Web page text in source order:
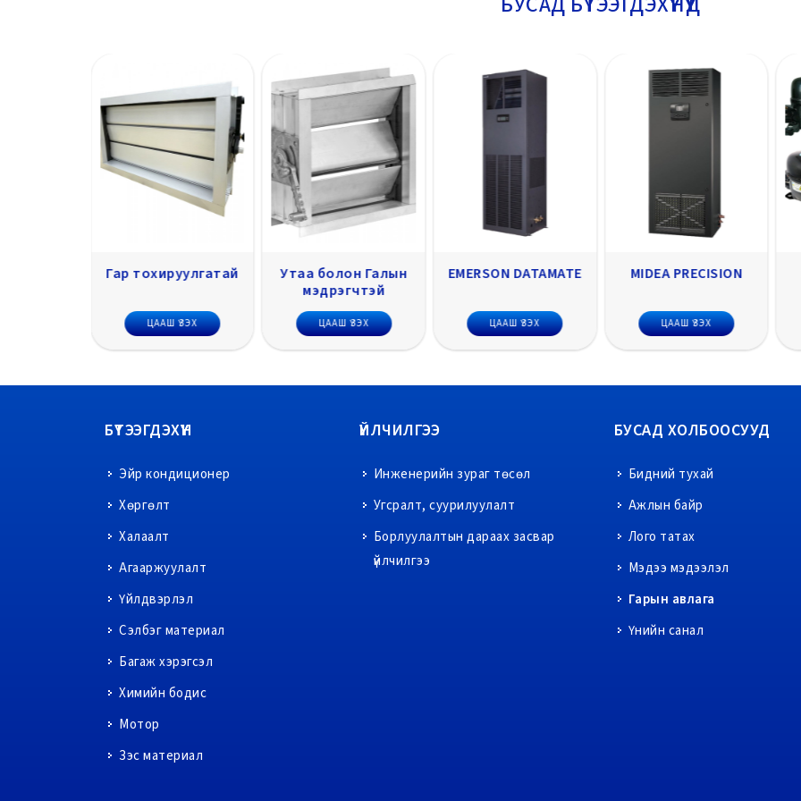
Гар тохируулгатай
ЦААШ ҮЗЭХ
Утаа болон Галын
мэдрэгчтэй
ЦААШ ҮЗЭХ
EMERSON DATAMATE
ЦААШ ҮЗЭХ
MIDEA PRECISION
ЦААШ ҮЗЭХ
БҮТЭЭГДЭХҮҮН
Эйр кондиционер
Хөргөлт
Халаалт
Агааржуулалт
Үйлдвэрлэл
Сэлбэг материал
Багаж хэрэгсэл
Химийн бодис
Мотор
Зэс материал
ҮЙЛЧИЛГЭЭ
Инженерийн зураг төсөл
Угсралт, суурилуулалт
Борлуулалтын дараах засвар
үйлчилгээ
БУСАД ХОЛБООСУУД
Бидний тухай
Ажлын байр
Лого татах
Мэдээ мэдээлэл
Гарын авлага
Үнийн санал